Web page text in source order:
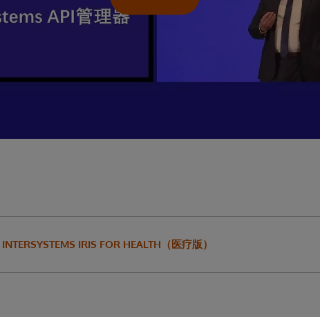
INTERSYSTEMS IRIS FOR HEALTH（医疗版）